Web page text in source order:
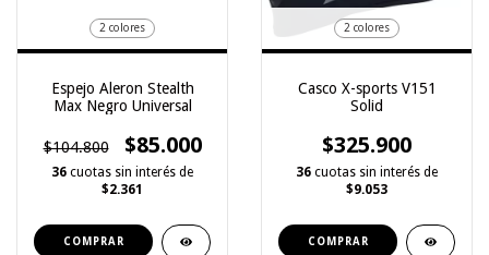
2 colores
Espejo Aleron Stealth
Max Negro Universal
$104.800 $85.000
36 cuotas sin interés de
$2.361
COMPRAR
2 colores
Casco X-sports V151
Solid
$325.900
36 cuotas sin interés de
$9.053
COMPRAR